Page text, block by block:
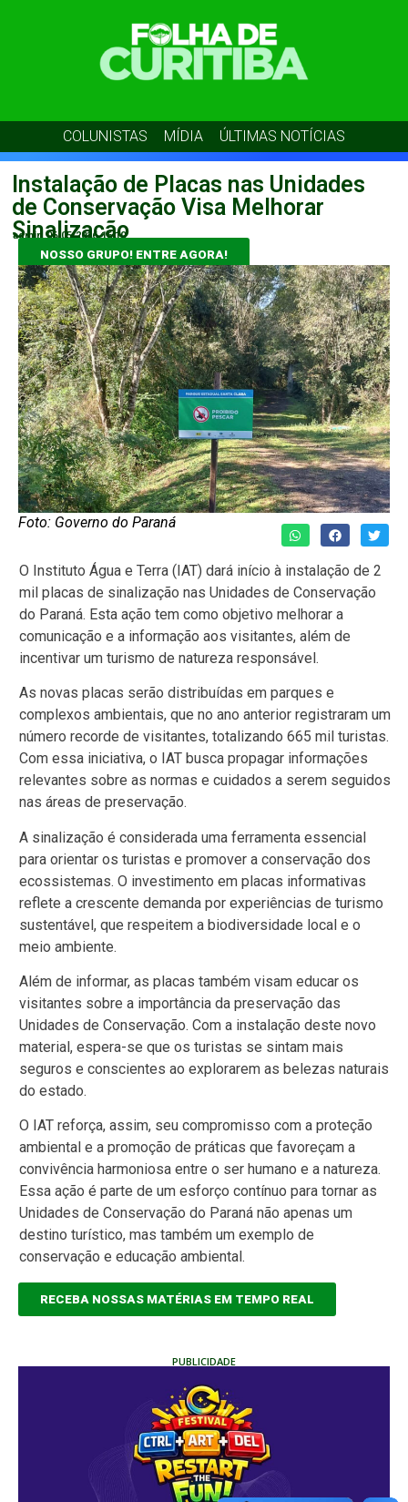
COLUNISTAS MÍDIA ÚLTIMAS NOTÍCIAS
Instalação de Placas nas Unidades
de Conservação Visa Melhorar
Sinalização
admin 06/05/2026 16:10
NOSSO GRUPO! ENTRE AGORA!
Foto: Governo do Paraná
O Instituto Água e Terra (IAT) dará início à instalação de 2
mil placas de sinalização nas Unidades de Conservação
do Paraná. Esta ação tem como objetivo melhorar a
comunicação e a informação aos visitantes, além de
incentivar um turismo de natureza responsável.
As novas placas serão distribuídas em parques e
complexos ambientais, que no ano anterior registraram um
número recorde de visitantes, totalizando 665 mil turistas.
Com essa iniciativa, o IAT busca propagar informações
relevantes sobre as normas e cuidados a serem seguidos
nas áreas de preservação.
A sinalização é considerada uma ferramenta essencial
para orientar os turistas e promover a conservação dos
ecossistemas. O investimento em placas informativas
reflete a crescente demanda por experiências de turismo
sustentável, que respeitem a biodiversidade local e o
meio ambiente.
Além de informar, as placas também visam educar os
visitantes sobre a importância da preservação das
Unidades de Conservação. Com a instalação deste novo
material, espera-se que os turistas se sintam mais
seguros e conscientes ao explorarem as belezas naturais
do estado.
O IAT reforça, assim, seu compromisso com a proteção
ambiental e a promoção de práticas que favoreçam a
convivência harmoniosa entre o ser humano e a natureza.
Essa ação é parte de um esforço contínuo para tornar as
Unidades de Conservação do Paraná não apenas um
destino turístico, mas também um exemplo de
conservação e educação ambiental.
RECEBA NOSSAS MATÉRIAS EM TEMPO REAL
PUBLICIDADE